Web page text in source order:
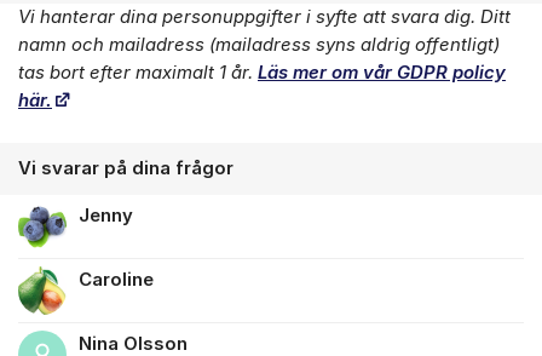
Om forumet
Vi hanterar dina personuppgifter i syfte att svara dig. Ditt
namn och mailadress (mailadress syns aldrig offentligt)
tas bort efter maximalt 1 år. Läs mer om vår GDPR policy
här.
Vi svarar på dina frågor
Jenny
Caroline
Nina Olsson